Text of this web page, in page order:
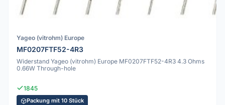
Yageo (vitrohm) Europe
MF0207FTF52-4R3
Widerstand Yageo (vitrohm) Europe MF0207FTF52-4R3 4.3 Ohms
0.66W Through-hole
1845
Packung mit 10 Stück